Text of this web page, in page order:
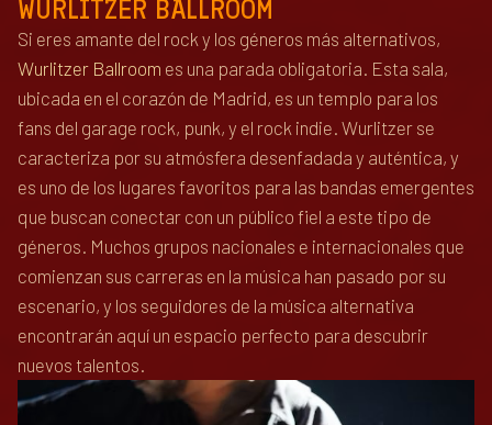
WURLITZER BALLROOM
Si eres amante del rock y los géneros más alternativos,
Wurlitzer Ballroom es una parada obligatoria. Esta sala,
ubicada en el corazón de Madrid, es un templo para los
fans del garage rock, punk, y el rock indie. Wurlitzer se
caracteriza por su atmósfera desenfadada y auténtica, y
es uno de los lugares favoritos para las bandas emergentes
que buscan conectar con un público fiel a este tipo de
géneros. Muchos grupos nacionales e internacionales que
comienzan sus carreras en la música han pasado por su
escenario, y los seguidores de la música alternativa
encontrarán aquí un espacio perfecto para descubrir
nuevos talentos.